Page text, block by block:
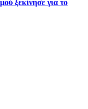
ξεκίνησε για το